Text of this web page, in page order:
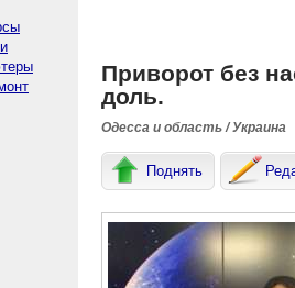
Приворот без
доль.
Одесса и область / Украина
Поднять